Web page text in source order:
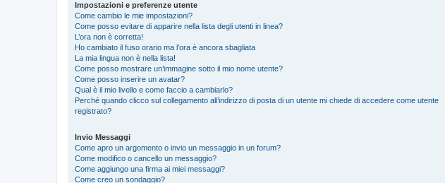
Impostazioni e preferenze utente
Come cambio le mie impostazioni?
Come posso evitare di apparire nella lista degli utenti in linea?
L’ora non è corretta!
Ho cambiato il fuso orario ma l’ora è ancora sbagliata
La mia lingua non è nella lista!
Come posso mostrare un’immagine sotto il mio nome utente?
Come posso inserire un avatar?
Qual è il mio livello e come faccio a cambiarlo?
Perché quando clicco sul collegamento all’indirizzo di posta di un utente mi chiede di accedere come utente
registrato?
Invio Messaggi
Come apro un argomento o invio un messaggio in un forum?
Come modifico o cancello un messaggio?
Come aggiungo una firma ai miei messaggi?
Come creo un sondaggio?